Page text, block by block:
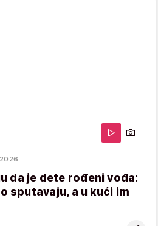
da je dete rođeni vođa:
sputavaju, a u kući im